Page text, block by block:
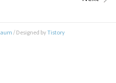
로 변환하여 주는 오
/ Designed byTistory